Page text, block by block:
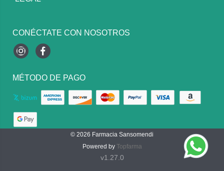
CONÉCTATE CON NOSOTROS
InstagramFacebook
MÉTODO DE PAGO
© 2026 Farmacia Sansomendi
Powered by Topfarma
v1.27.0